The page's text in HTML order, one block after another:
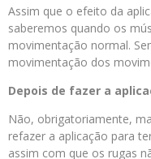
Assim que o efeito da
saberemos quando os
movimentação normal.
movimentação dos
Depois de fazer a
Não, obrigatoriamente,
refazer a aplicação para
assim com que os rugas